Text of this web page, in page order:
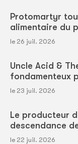
Protomartyr
alimentaire du
le 26 juil. 2026
Uncle Acid &
fondamenteux
le 23 juil. 2026
Le producteur
descendance
le 22 juil. 2026